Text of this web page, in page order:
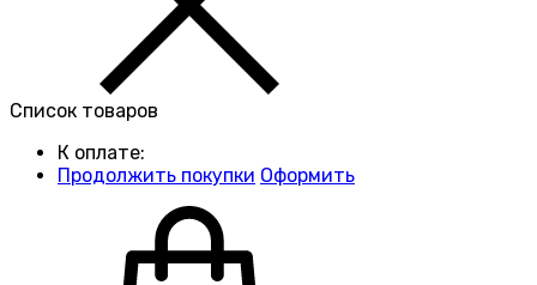
Список товаров
К оплате:
Продолжить покупки Оформить